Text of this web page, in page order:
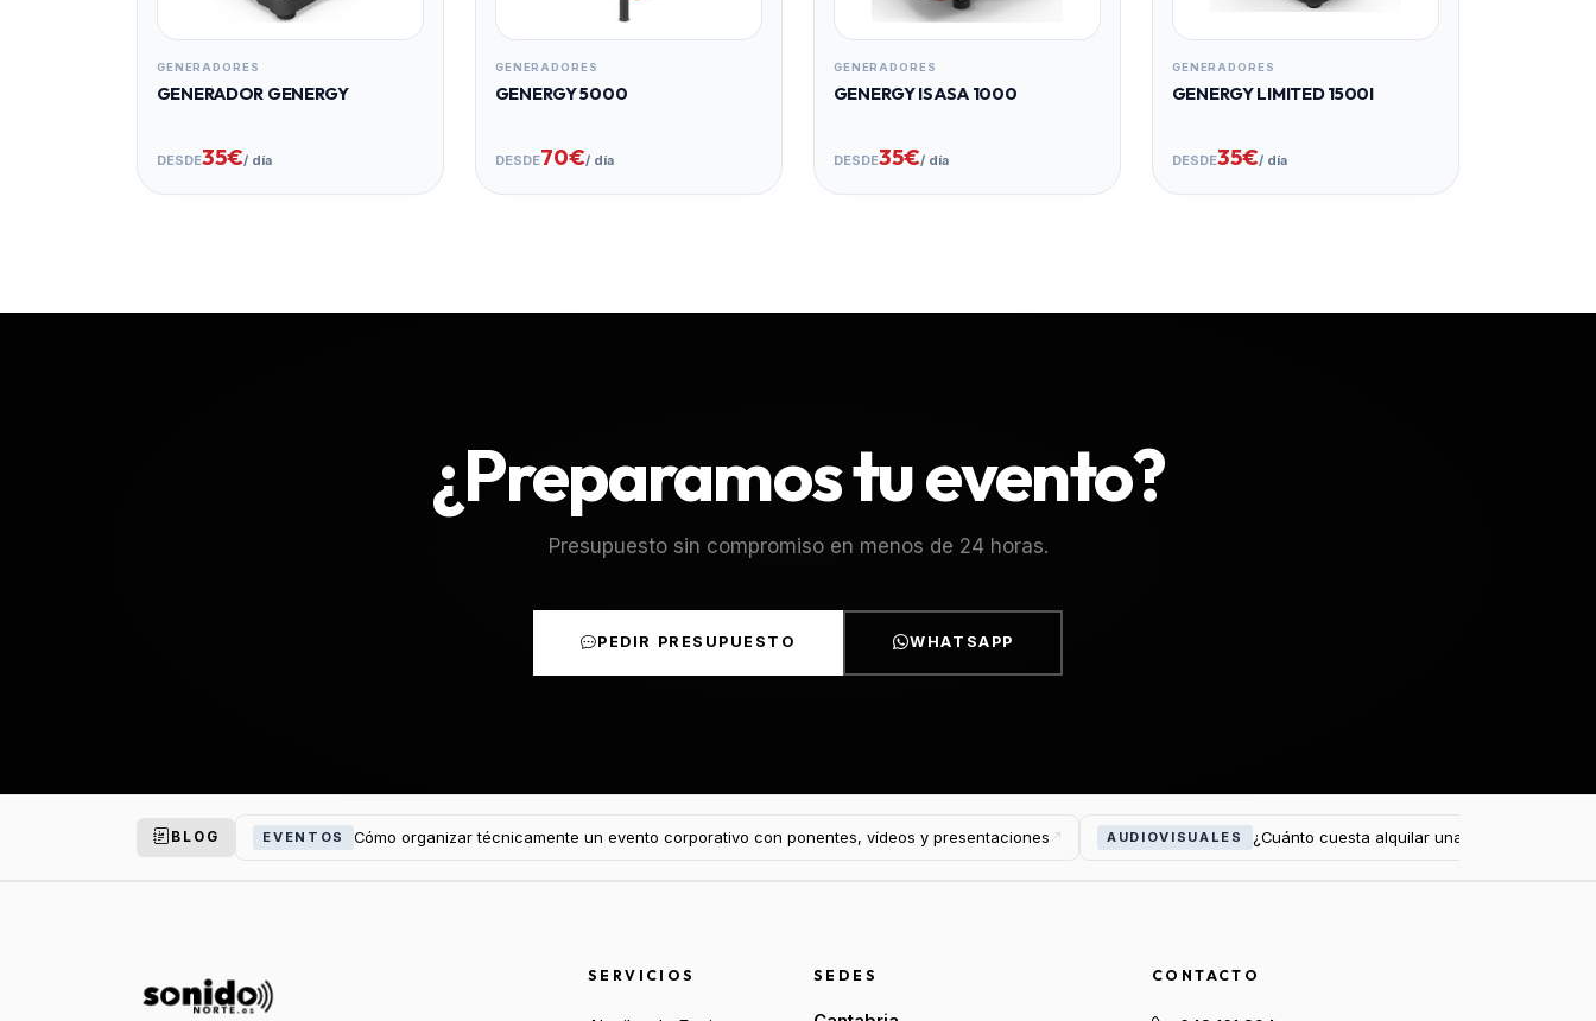
GENERADORES
GENERADOR GENERGY
DESDE35€/ día
GENERADORES
GENERGY 5000
DESDE70€/ día
GENERADORES
GENERGY ISASA 1000
DESDE35€/ día
GENERADORES
GENERGY LIMITED 1500I
DESDE35€/ día
¿Preparamos tu evento?
Presupuesto sin compromiso en menos de 24 horas.
PEDIR PRESUPUESTO WHATSAPP
BLOG EVENTOS Cómo organizar técnicamente un evento corporativo con ponentes, vídeos y presentaciones AUDIOVISUALES ¿Cuánto cuesta alquilar una pantalla LED
SERVICIOS SEDES CONTACTO